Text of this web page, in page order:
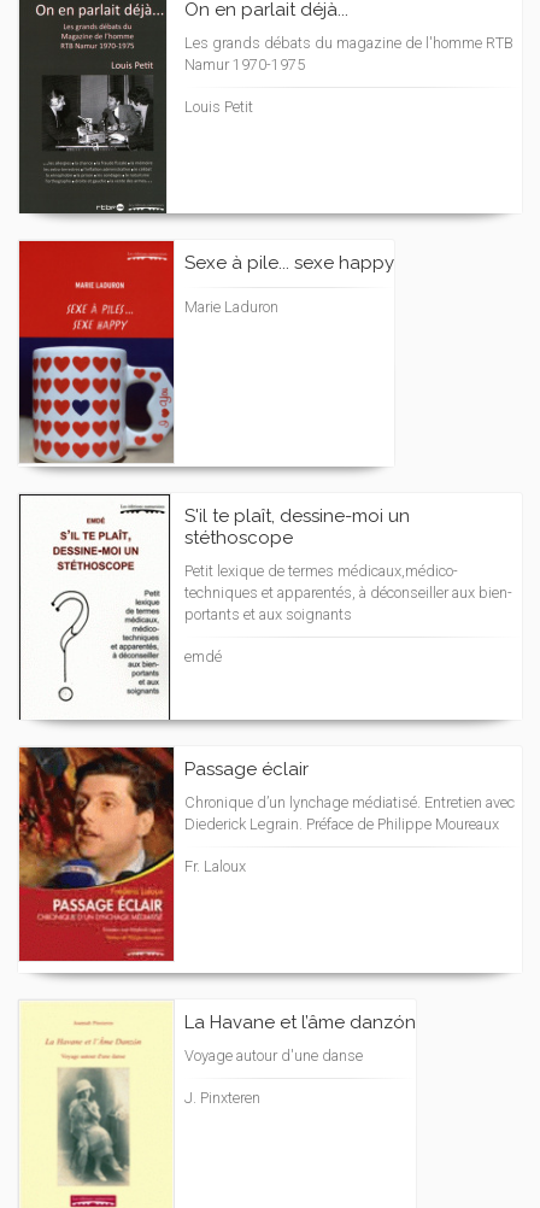
On en parlait déjà...
Les grands débats du magazine de l'homme RTB
Namur 1970-1975
Louis Petit
Sexe à pile... sexe happy
Marie Laduron
S'il te plaît, dessine-moi un
stéthoscope
Petit lexique de termes médicaux,médico-
techniques et apparentés, à déconseiller aux bien-
portants et aux soignants
emdé
Passage éclair
Chronique d’un lynchage médiatisé. Entretien avec
Diederick Legrain. Préface de Philippe Moureaux
Fr. Laloux
La Havane et l’âme danzón
Voyage autour d'une danse
J. Pinxteren